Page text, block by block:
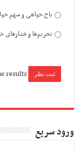
باج خواهی و سهم
تحریم‌ها و فشارهای
results
ورود سریع